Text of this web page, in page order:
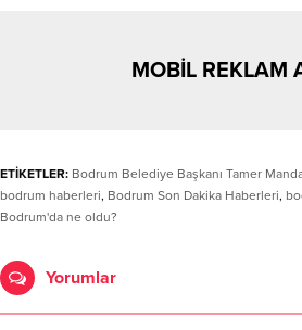
MOBİL REKLAM
ETİKETLER: Bodrum Belediye Başkanı Tamer
bodrum haberleri, Bodrum Son Dakika Haberleri,
Bodrum'da ne oldu?
Yorumlar